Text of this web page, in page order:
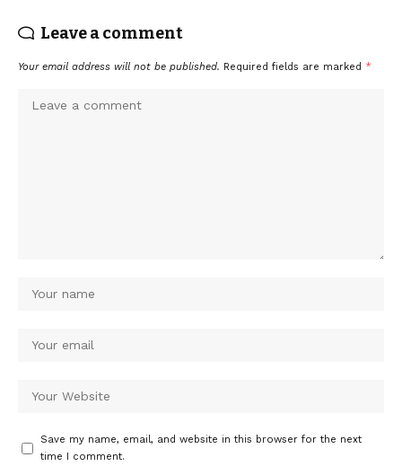
Leave a comment
Your email address will not be published. Required fields are marked *
Save my name, email, and website in this browser for the next
time I comment.